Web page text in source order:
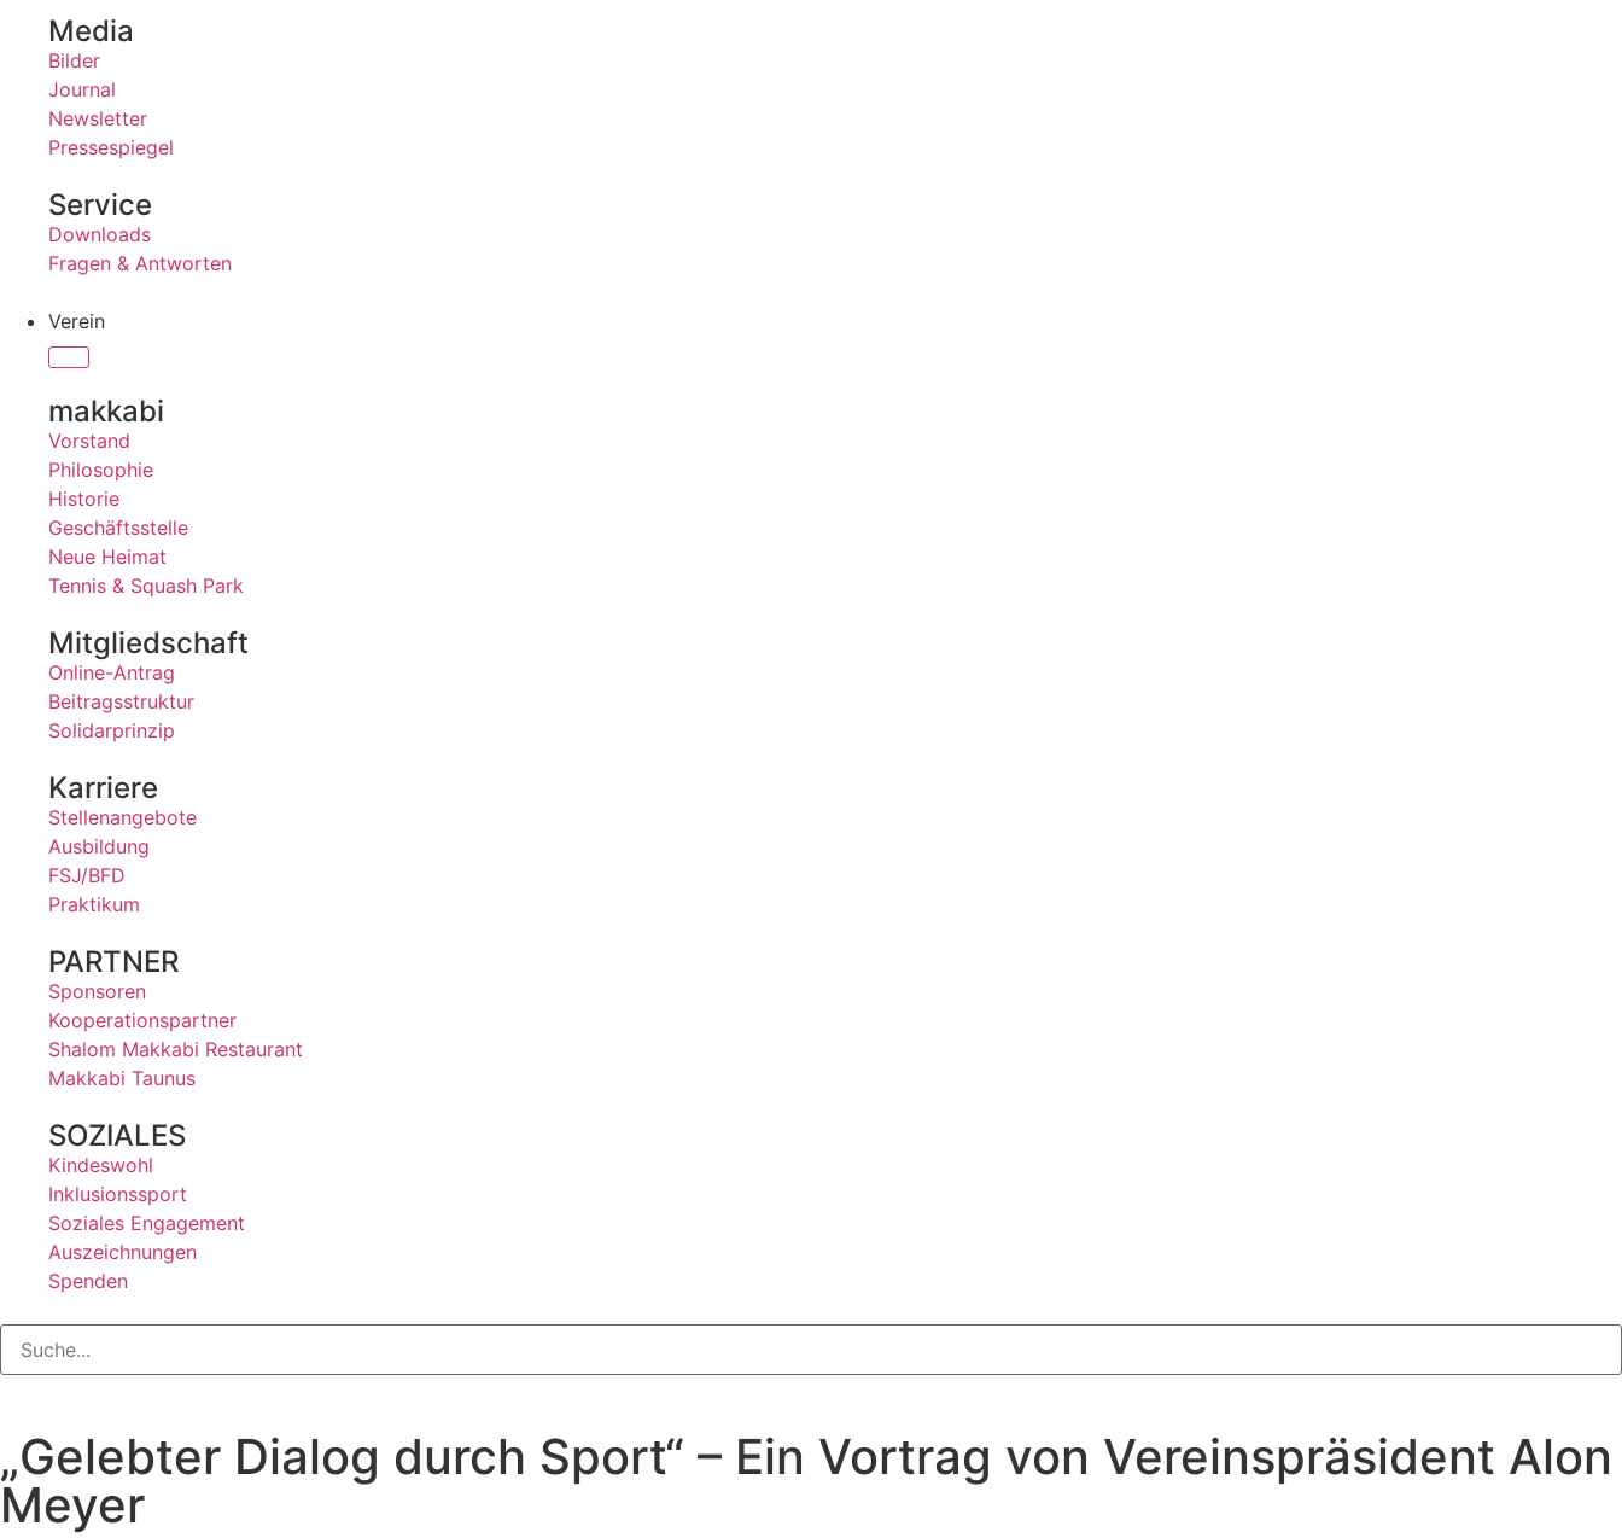
Media
Bilder
Journal
Newsletter
Pressespiegel
Service
Downloads
Fragen & Antworten
Verein
makkabi
Vorstand
Philosophie
Historie
Geschäftsstelle
Neue Heimat
Tennis & Squash Park
Mitgliedschaft
Online-Antrag
Beitragsstruktur
Solidarprinzip
Karriere
Stellenangebote
Ausbildung
FSJ/BFD
Praktikum
PARTNER
Sponsoren
Kooperationspartner
Shalom Makkabi Restaurant
Makkabi Taunus
SOZIALES
Kindeswohl
Inklusionssport
Soziales Engagement
Auszeichnungen
Spenden
„Gelebter Dialog durch Sport“ – Ein Vortrag von Vereinspräsident Alon
Meyer